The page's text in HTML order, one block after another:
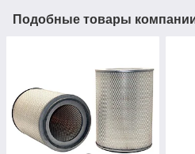
Подобные товары